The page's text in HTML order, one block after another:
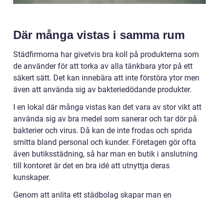
Där många vistas i samma rum
Städfirmorna har givetvis bra koll på produkterna som
de använder för att torka av alla tänkbara ytor på ett
säkert sätt. Det kan innebära att inte förstöra ytor men
även att använda sig av bakteriedödande produkter.
I en lokal där många vistas kan det vara av stor vikt att
använda sig av bra medel som sanerar och tar dör på
bakterier och virus. Då kan de inte frodas och sprida
smitta bland personal och kunder. Företagen gör ofta
även butiksstädning, så har man en butik i anslutning
till kontoret är det en bra idé att utnyttja deras
kunskaper.
Genom att anlita ett städbolag skapar man en